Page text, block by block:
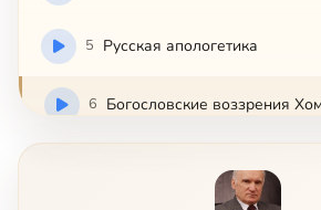
5 Русская апологетика
6